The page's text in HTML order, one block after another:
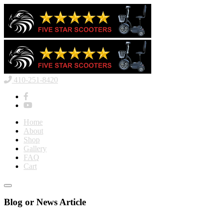
410-251-8420
Home
About
Shop
Gallery
FAQ
Cart
Blog or News Article